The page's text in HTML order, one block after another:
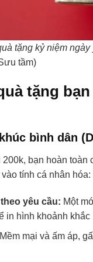
tặng kỷ niệm ngày
tầm)
tặng
bình dân
bạn hoàn toàn
tính cá nhân hóa:
yêu cầu: Một
in hình khoảnh khắc
Mềm mại và ấm áp,